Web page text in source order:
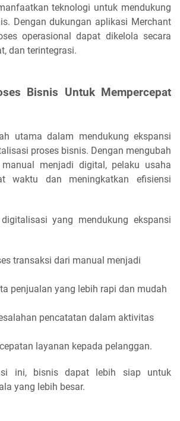
teknologi untuk mendukung
Dengan dukungan aplikasi Merchant
operasional dapat dikelola secara
dan terintegrasi.
Bisnis Untuk Mempercepat
utama dalam mendukung ekspansi
proses bisnis. Dengan mengubah
menjadi digital, pelaku usaha
waktu dan meningkatkan efisiensi
yang mendukung ekspansi
transaksi dari manual menjadi
penjualan yang lebih rapi dan mudah
pencatatan dalam aktivitas
layanan kepada pelanggan.
ini, bisnis dapat lebih siap untuk
yang lebih besar.